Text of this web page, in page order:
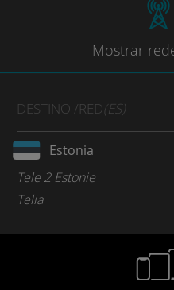
Mostrar
DESTINO /RED(ES)
Estonia
Tele 2 Estonie
Telia